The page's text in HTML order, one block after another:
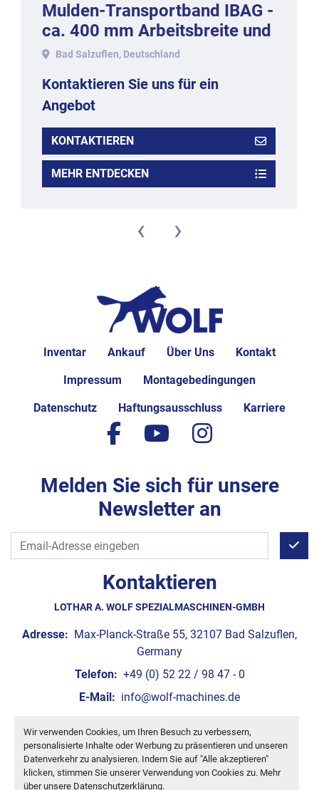
Wir verwenden Cookies, um Ihren Besuch zu verbessern,
personalisierte Inhalte oder Werbung zu präsentieren und unseren
Datenverkehr zu analysieren. Indem Sie auf "Alle akzeptieren"
klicken, stimmen Sie unserer Verwendung von Cookies zu. Mehr
über unsere Datenschutzerklärung.
Mulden-Transportband IBAG -
ca. 400 mm Arbeitsbreite und
5,0 Meter Länge.
Bad Salzuflen, Deutschland
Kontaktieren Sie uns für ein
Angebot
KONTAKTIEREN
MEHR ENTDECKEN
‹ ›
Inventar Ankauf Über Uns Kontakt
Impressum Montagebedingungen
Datenschutz Haftungsausschluss Karriere
Kontaktieren
LOTHAR A. WOLF SPEZIALMASCHINEN-GMBH
Adresse: Max-Planck-Straße 55, 32107 Bad Salzuflen,
Germany
Telefon: +49 (0) 52 22 / 98 47 - 0
E-Mail: info@wolf-machines.de
Cookie-Einstellungen
Machinio System-Website vonMachinio
facebook
youtubeinstagram
Melden Sie sich für unsere
Newsletter an